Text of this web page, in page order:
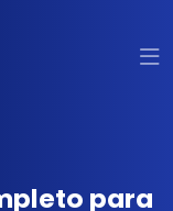
para